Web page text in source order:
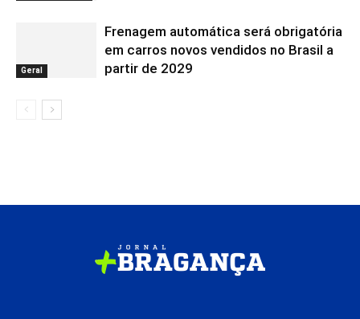
Geral
Frenagem automática será obrigatória
em carros novos vendidos no Brasil a
partir de 2029